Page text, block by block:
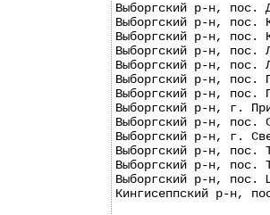
Выборгский р-н,
Выборгский р-н,
Выборгский р-н,
Выборгский р-н,
Выборгский р-н,
Выборгский р-н,
Выборгский р-н,
Выборгский р-н,
Выборгский р-н,
Выборгский р-н,
Выборгский р-н,
Выборгский р-н,
Выборгский р-н,
Кингисеппский р-